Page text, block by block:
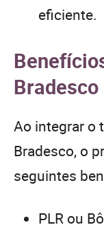
eficiente.
Bradesco
Ao integrar o
Bradesco, o
seguintes
PLR ou